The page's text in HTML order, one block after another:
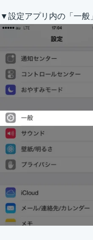
▼設定アプリ内の「一般